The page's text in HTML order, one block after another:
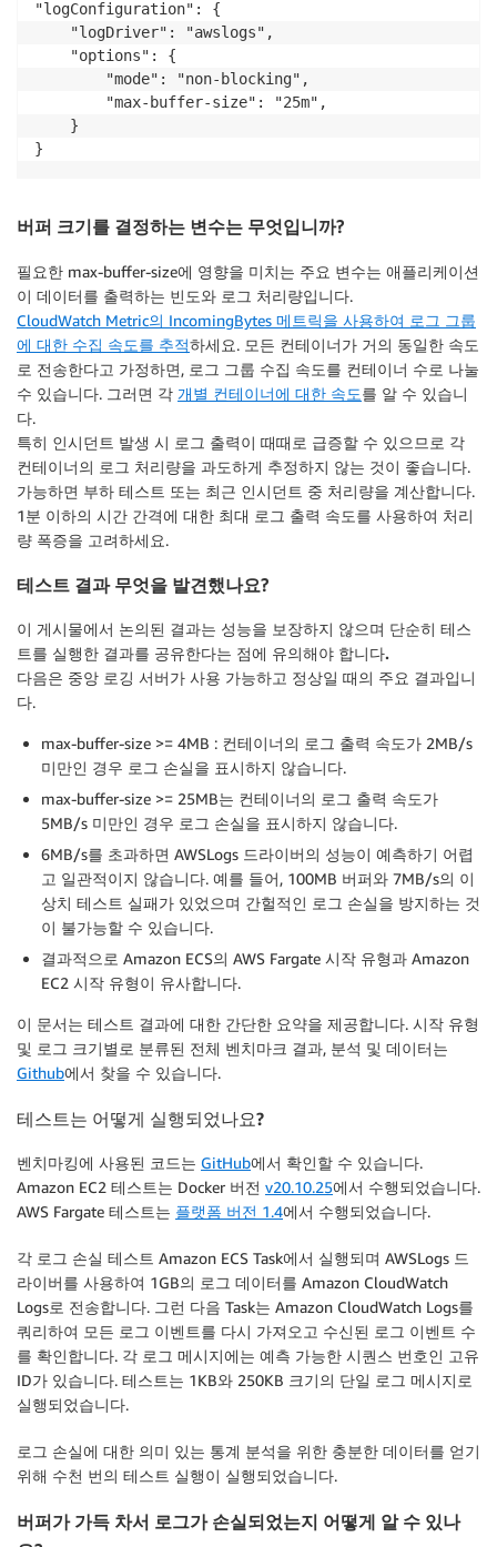
"logConfiguration": {
    "logDriver": "awslogs",
    "options": {
        "mode": "non-blocking",
        "max-buffer-size": "25m",
    }
}
버퍼 크기를 결정하는 변수는 무엇입니까?
필요한 max-buffer-size에 영향을 미치는 주요 변수는 애플리케이션
이 데이터를 출력하는 빈도와 로그 처리량입니다.
CloudWatch Metric의 IncomingBytes 메트릭을 사용하여 로그 그룹
에 대한 수집 속도를 추적하세요. 모든 컨테이너가 거의 동일한 속도
로 전송한다고 가정하면, 로그 그룹 수집 속도를 컨테이너 수로 나눌
수 있습니다. 그러면 각 개별 컨테이너에 대한 속도를 알 수 있습니
다.
특히 인시던트 발생 시 로그 출력이 때때로 급증할 수 있으므로 각
컨테이너의 로그 처리량을 과도하게 추정하지 않는 것이 좋습니다.
가능하면 부하 테스트 또는 최근 인시던트 중 처리량을 계산합니다.
1분 이하의 시간 간격에 대한 최대 로그 출력 속도를 사용하여 처리
량 폭증을 고려하세요.
테스트 결과 무엇을 발견했나요?
이 게시물에서 논의된 결과는 성능을 보장하지 않으며 단순히 테스
트를 실행한 결과를 공유한다는 점에 유의해야 합니다.
다음은 중앙 로깅 서버가 사용 가능하고 정상일 때의 주요 결과입니
다.
max-buffer-size >= 4MB : 컨테이너의 로그 출력 속도가 2MB/s
미만인 경우 로그 손실을 표시하지 않습니다.
max-buffer-size >= 25MB는 컨테이너의 로그 출력 속도가
5MB/s 미만인 경우 로그 손실을 표시하지 않습니다.
6MB/s를 초과하면 AWSLogs 드라이버의 성능이 예측하기 어렵
고 일관적이지 않습니다. 예를 들어, 100MB 버퍼와 7MB/s의 이
상치 테스트 실패가 있었으며 간헐적인 로그 손실을 방지하는 것
이 불가능할 수 있습니다.
결과적으로 Amazon ECS의 AWS Fargate 시작 유형과 Amazon
EC2 시작 유형이 유사합니다.
이 문서는 테스트 결과에 대한 간단한 요약을 제공합니다. 시작 유형
및 로그 크기별로 분류된 전체 벤치마크 결과, 분석 및 데이터는
Github에서 찾을 수 있습니다.
테스트는 어떻게 실행되었나요?
벤치마킹에 사용된 코드는 GitHub에서 확인할 수 있습니다.
Amazon EC2 테스트는 Docker 버전 v20.10.25에서 수행되었습니다.
AWS Fargate 테스트는 플랫폼 버전 1.4에서 수행되었습니다.
각 로그 손실 테스트 Amazon ECS Task에서 실행되며 AWSLogs 드
라이버를 사용하여 1GB의 로그 데이터를 Amazon CloudWatch
Logs로 전송합니다. 그런 다음 Task는 Amazon CloudWatch Logs를
쿼리하여 모든 로그 이벤트를 다시 가져오고 수신된 로그 이벤트 수
를 확인합니다. 각 로그 메시지에는 예측 가능한 시퀀스 번호인 고유
ID가 있습니다. 테스트는 1KB와 250KB 크기의 단일 로그 메시지로
실행되었습니다.
로그 손실에 대한 의미 있는 통계 분석을 위한 충분한 데이터를 얻기
위해 수천 번의 테스트 실행이 실행되었습니다.
버퍼가 가득 차서 로그가 손실되었는지 어떻게 알 수 있나